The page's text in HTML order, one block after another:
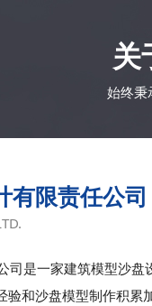
关
始终秉
有限责任公司
是一家建筑模型沙盘
和沙盘模型制作积累